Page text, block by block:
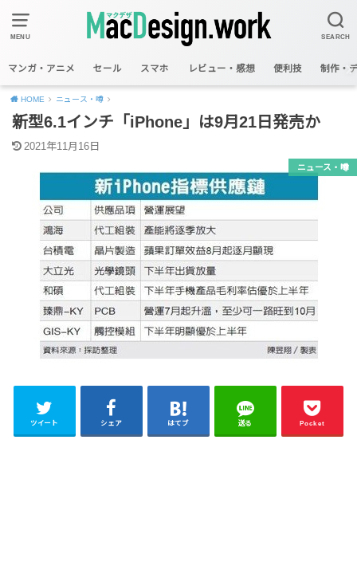
MENU SEARCH
マンガ・アニメ セール スマホ レビュー・感想 便利技 制作・
HOME ニュース・噂
新型6.1インチ「iPhone」は9月21日発売か
2021年11月16日
ニュース・噂
ツイート シェア はてブ 送る Pocket